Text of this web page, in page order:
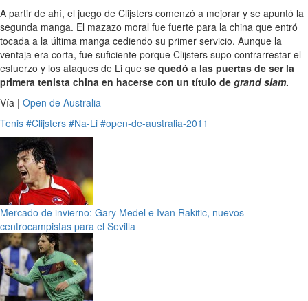
A partir de ahí, el juego de Clijsters comenzó a mejorar y se apuntó la
segunda manga. El mazazo moral fue fuerte para la china que entró
tocada a la última manga cediendo su primer servicio. Aunque la
ventaja era corta, fue suficiente porque Clijsters supo contrarrestar el
esfuerzo y los ataques de Li que se quedó a las puertas de ser la
primera tenista china en hacerse con un título de grand slam.
Vía | Open de Australia
Tenis #Clijsters #Na-Li #open-de-australia-2011
Mercado de invierno: Gary Medel e Ivan Rakitic, nuevos
centrocampistas para el Sevilla